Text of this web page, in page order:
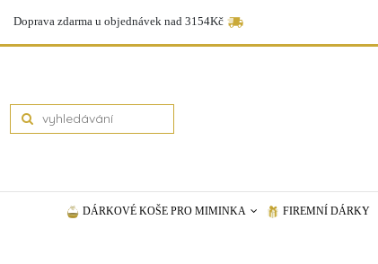
Doprava zdarma u objednávek nad 3154Kč
DÁRKOVÉ KOŠE PRO MIMINKA FIREMNÍ DÁRKY